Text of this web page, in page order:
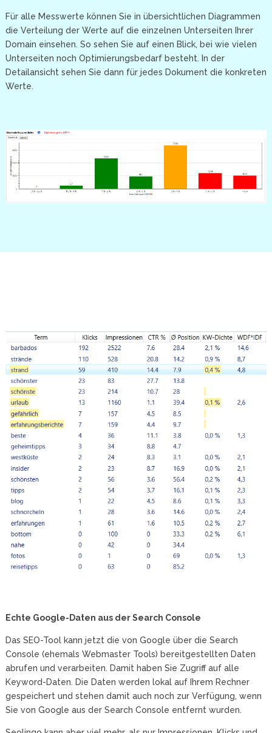
Für alle Messwerte können Sie in übersichtlichen Diagrammen
die Verteilung der Werte auf die einzelnen Unterseiten Ihrer
Domain einsehen. So sehen Sie auf einen Blick, bei wie vielen
Unterseiten noch Optimierungsbedarf besteht. In der
Detailansicht sehen Sie dann für jedes Dokument die konkreten
Werte.
Echte Google-Daten aus der Search Console
Das SEO-Tool kann jetzt die von Google über die Search
Console (ehemals Webmaster Tools) bereitgestellten Daten
abrufen und verarbeiten. Damit haben Sie Zugriff auf alle
Keyword-Daten. Die Daten werden lokal auf Ihrem Rechner
gespeichert und stehen damit auch noch zur Verfügung, wenn
Sie von Google aus der Search Console entfernt wurden.